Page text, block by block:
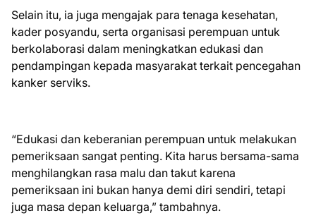
Selain itu, ia juga mengajak para tenaga kesehatan,
kader posyandu, serta organisasi perempuan untuk
berkolaborasi dalam meningkatkan edukasi dan
pendampingan kepada masyarakat terkait pencegahan
kanker serviks.
“Edukasi dan keberanian perempuan untuk melakukan
pemeriksaan sangat penting. Kita harus bersama-sama
menghilangkan rasa malu dan takut karena
pemeriksaan ini bukan hanya demi diri sendiri, tetapi
juga masa depan keluarga,” tambahnya.